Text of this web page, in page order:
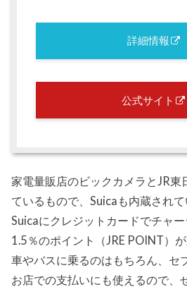
詳細情報
公式サイト
家電量販店のビックカメラとJR東
ているもので、Suicaも内蔵され
Suicaにクレジットカードでチャ
1.5％のポイント（JRE POINT）
車やバスに乗るのはもちろん、セ
お店での支払いにも使えるので、